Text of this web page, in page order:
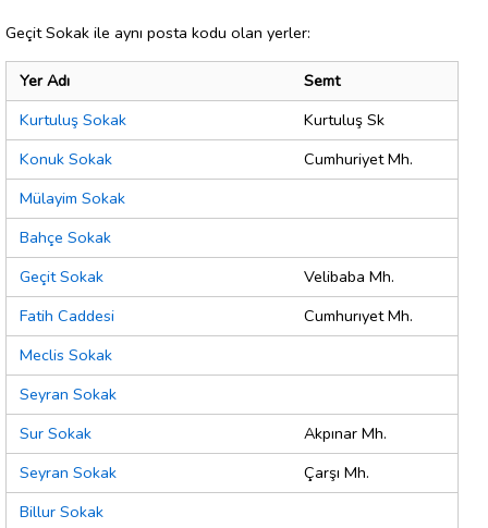
Geçit Sokak ile aynı posta kodu olan yerler:
Yer Adı
Semt
Kurtuluş Sokak
Kurtuluş Sk
Konuk Sokak
Cumhuriyet Mh.
Mülayim Sokak
Bahçe Sokak
Geçit Sokak
Velibaba Mh.
Fatih Caddesi
Cumhurıyet Mh.
Meclis Sokak
Seyran Sokak
Sur Sokak
Akpınar Mh.
Seyran Sokak
Çarşı Mh.
Billur Sokak